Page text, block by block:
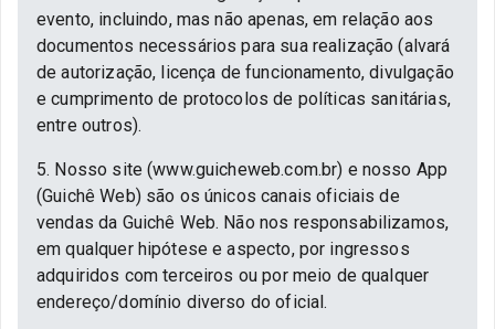
evento, incluindo, mas não apenas, em relação aos
documentos necessários para sua realização (alvará
de autorização, licença de funcionamento, divulgação
e cumprimento de protocolos de políticas sanitárias,
entre outros).
5. Nosso site (www.guicheweb.com.br) e nosso App
(Guichê Web) são os únicos canais oficiais de
vendas da Guichê Web. Não nos responsabilizamos,
em qualquer hipótese e aspecto, por ingressos
adquiridos com terceiros ou por meio de qualquer
endereço/domínio diverso do oficial.